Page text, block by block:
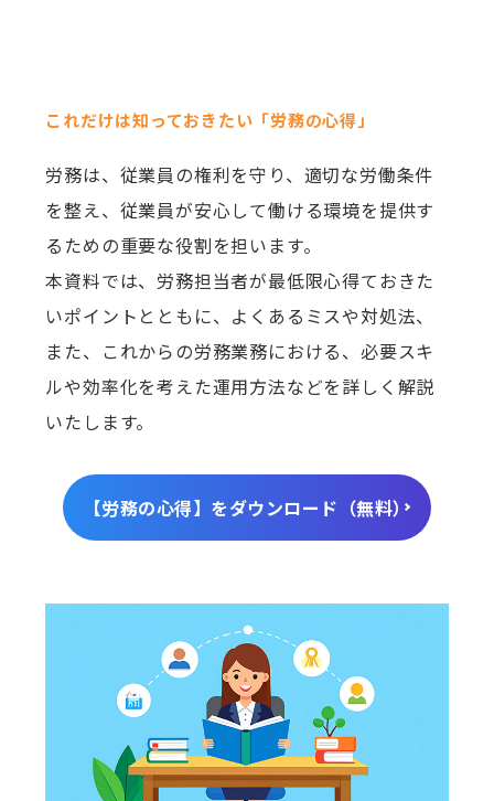
これだけは知っておきたい「労務の心得」
労務は、従業員の権利を守り、適切な労働条件
を整え、従業員が安心して働ける環境を提供す
るための重要な役割を担います。
本資料では、労務担当者が最低限心得ておきた
いポイントとともに、よくあるミスや対処法、
また、これからの労務業務における、必要スキ
ルや効率化を考えた運用方法などを詳しく解説
いたします。
【労務の心得】をダウンロード（無料）